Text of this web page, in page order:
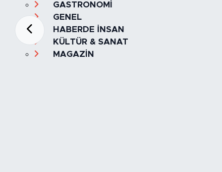
GASTRONOMİ
GENEL
HABERDE İNSAN
KÜLTÜR & SANAT
MAGAZİN